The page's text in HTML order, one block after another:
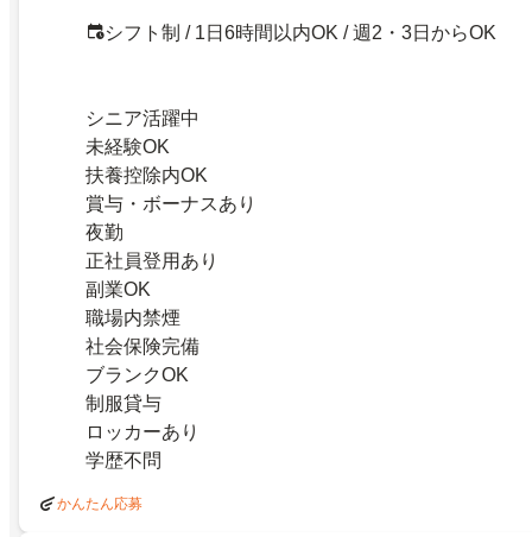
シフト制 / 1日6時間以内OK / 週2・3日からOK
シニア活躍中
未経験OK
扶養控除内OK
賞与・ボーナスあり
夜勤
正社員登用あり
副業OK
職場内禁煙
社会保険完備
ブランクOK
制服貸与
ロッカーあり
学歴不問
かんたん応募